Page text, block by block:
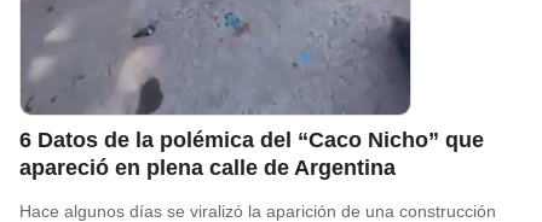
6 Datos de la polémica del “Caco Nicho” que
apareció en plena calle de Argentina
Hace algunos días se viralizó la aparición de una construcción